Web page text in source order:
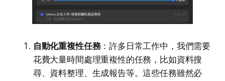
自動化重複性任務：許多日常工作中，我們需要
花費大量時間處理重複性的任務，比如資料搜
尋、資料整理、生成報告等。這些任務雖然必